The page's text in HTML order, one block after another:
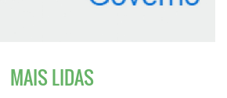
MAIS LIDAS